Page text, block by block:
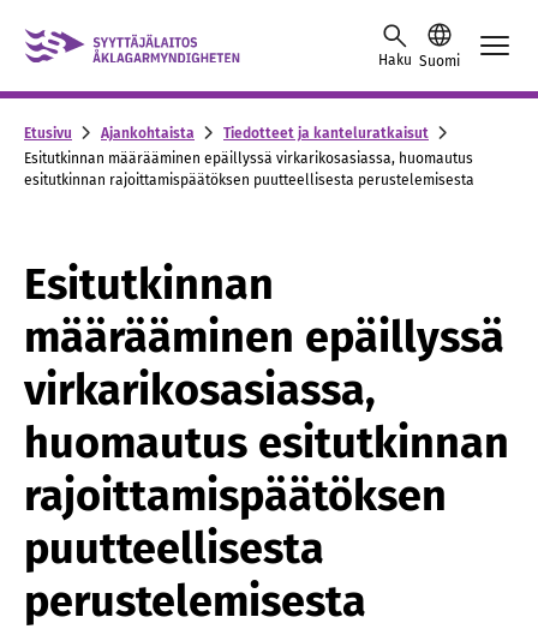
Skip to content -saavutettavuusohje
Haku Suomi
Etusivu Ajankohtaista
Tiedotteet ja kanteluratkaisut
Esitutkinnan määrääminen epäillyssä virkarikosasiassa, huomautus
esitutkinnan rajoittamispäätöksen puutteellisesta perustelemisesta
Esitutkinnan
määrääminen epäillyssä
virkarikosasiassa,
huomautus esitutkinnan
rajoittamispäätöksen
puutteellisesta
perustelemisesta